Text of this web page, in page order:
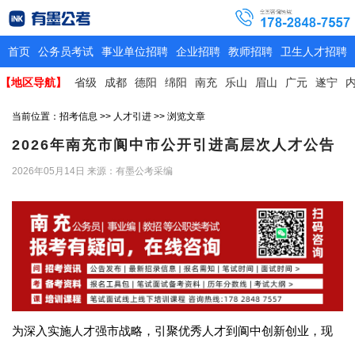
首页 公务员考试 事业单位招聘 企业招聘 教师招聘 卫生人才招聘
【地区导航】 省级 成都 德阳 绵阳 南充 乐山 眉山 广元 遂宁
当前位置： 招考信息 >> 人才引进 >> 浏览文章
2026年南充市阆中市公开引进高层次人才公告
2026年05月14日 来源：有墨公考采编
为深入实施人才强市战略，引聚优秀人才到阆中创新创业，现